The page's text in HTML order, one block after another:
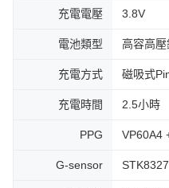
充電電壓 3.8V
電池類型 高容高
充電方式 磁吸式
充電時間 2.5小時
PPG VP60A4
G-sensor STK8327